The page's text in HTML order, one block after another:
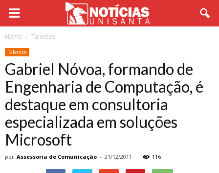
Home Talentos
Talentos
Gabriel Nóvoa, formando de
Engenharia de Computação, é
destaque em consultoria
especializada em soluções
Microsoft
por Assessoria de Comunicação - 21/12/2011 116